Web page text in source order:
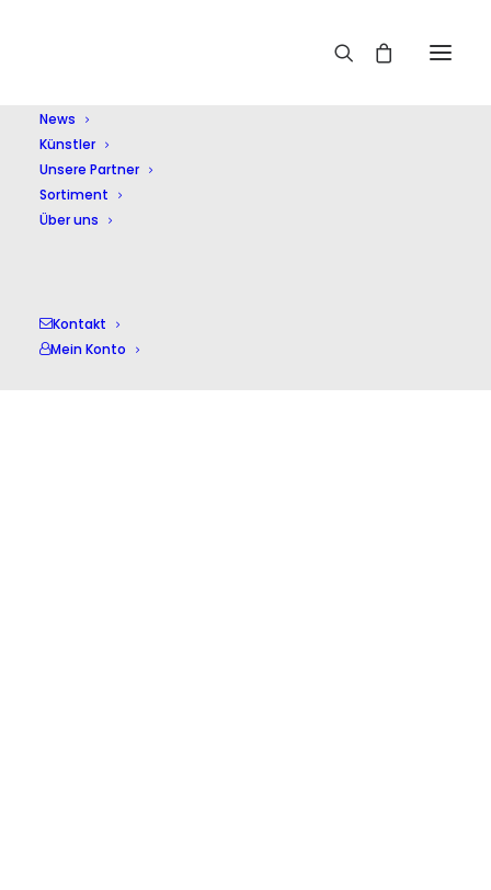
News
Künstler
Unsere Partner
Sortiment
Über uns
Kontakt
Mein Konto